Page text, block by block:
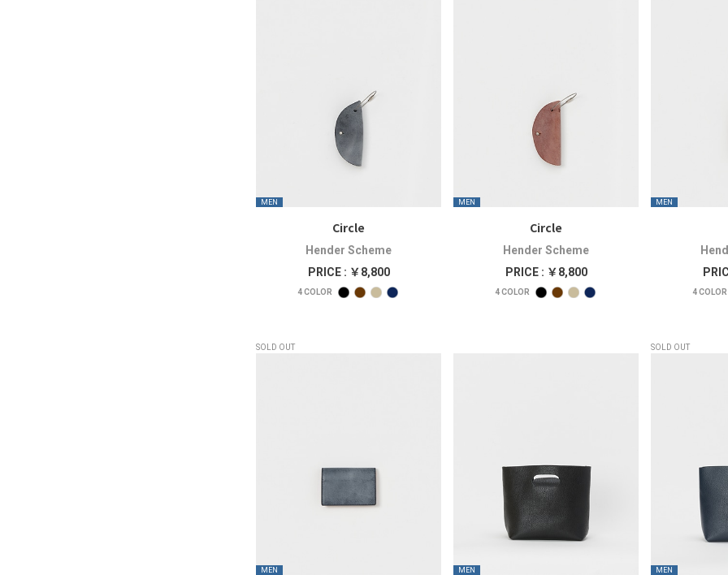
MEN
Circle
Hender Scheme
PRICE : ￥8,800
4COLOR
MEN
Circle
Hender Scheme
PRICE : ￥8,800
4COLOR
MEN
4COLOR
SOLD OUT
MEN MEN
SOLD OUT
MEN